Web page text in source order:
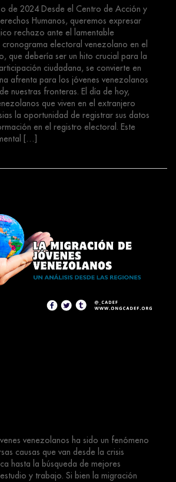
de 2024 Desde el Centro de Acción y
Humanos, queremos expresar
rechazo ante el lamentable
cronograma electoral venezolano en el
que debería ser un hito crucial para la
ciudadana, se convierte en
afrenta para los jóvenes venezolanos
nuestras fronteras. El día de hoy,
que viven en el extranjero
la oportunidad de registrar sus datos
en el registro electoral. Este
[…]
venezolanos ha sido un fenómeno
causas que van desde la crisis
hasta la búsqueda de mejores
y trabajo. Si bien la migración